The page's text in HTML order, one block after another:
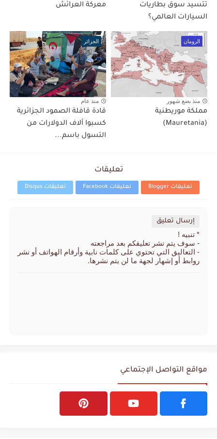
تتسيد سوق بطاريات
السيارات العالمي؟
معركة العرائش
الرومان
منذ بضع شهور
مملكة موريطنية
(Mauretania)
الجزائر
منذ عام
قادة قافلة الصمود الجزائرية
كسبوا ألاف الدولارات من
التسول باسم...
تعليقات
تعليقات Blogger تعليقات Facebook تعليقات Disqus
إرسال تعليق
* تنبيه !
- سوف يتم نشر تعليقكم بعد مراجعته
- التعاليق التي تحتوي على كلمات نابية وأرقام الهواتف أو نشر
روابط أو إشهار لجهة ما لن يتم نشرها.
مواقع التواصل الإجتماعي